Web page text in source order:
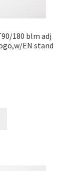
180 blm adj
EN stand